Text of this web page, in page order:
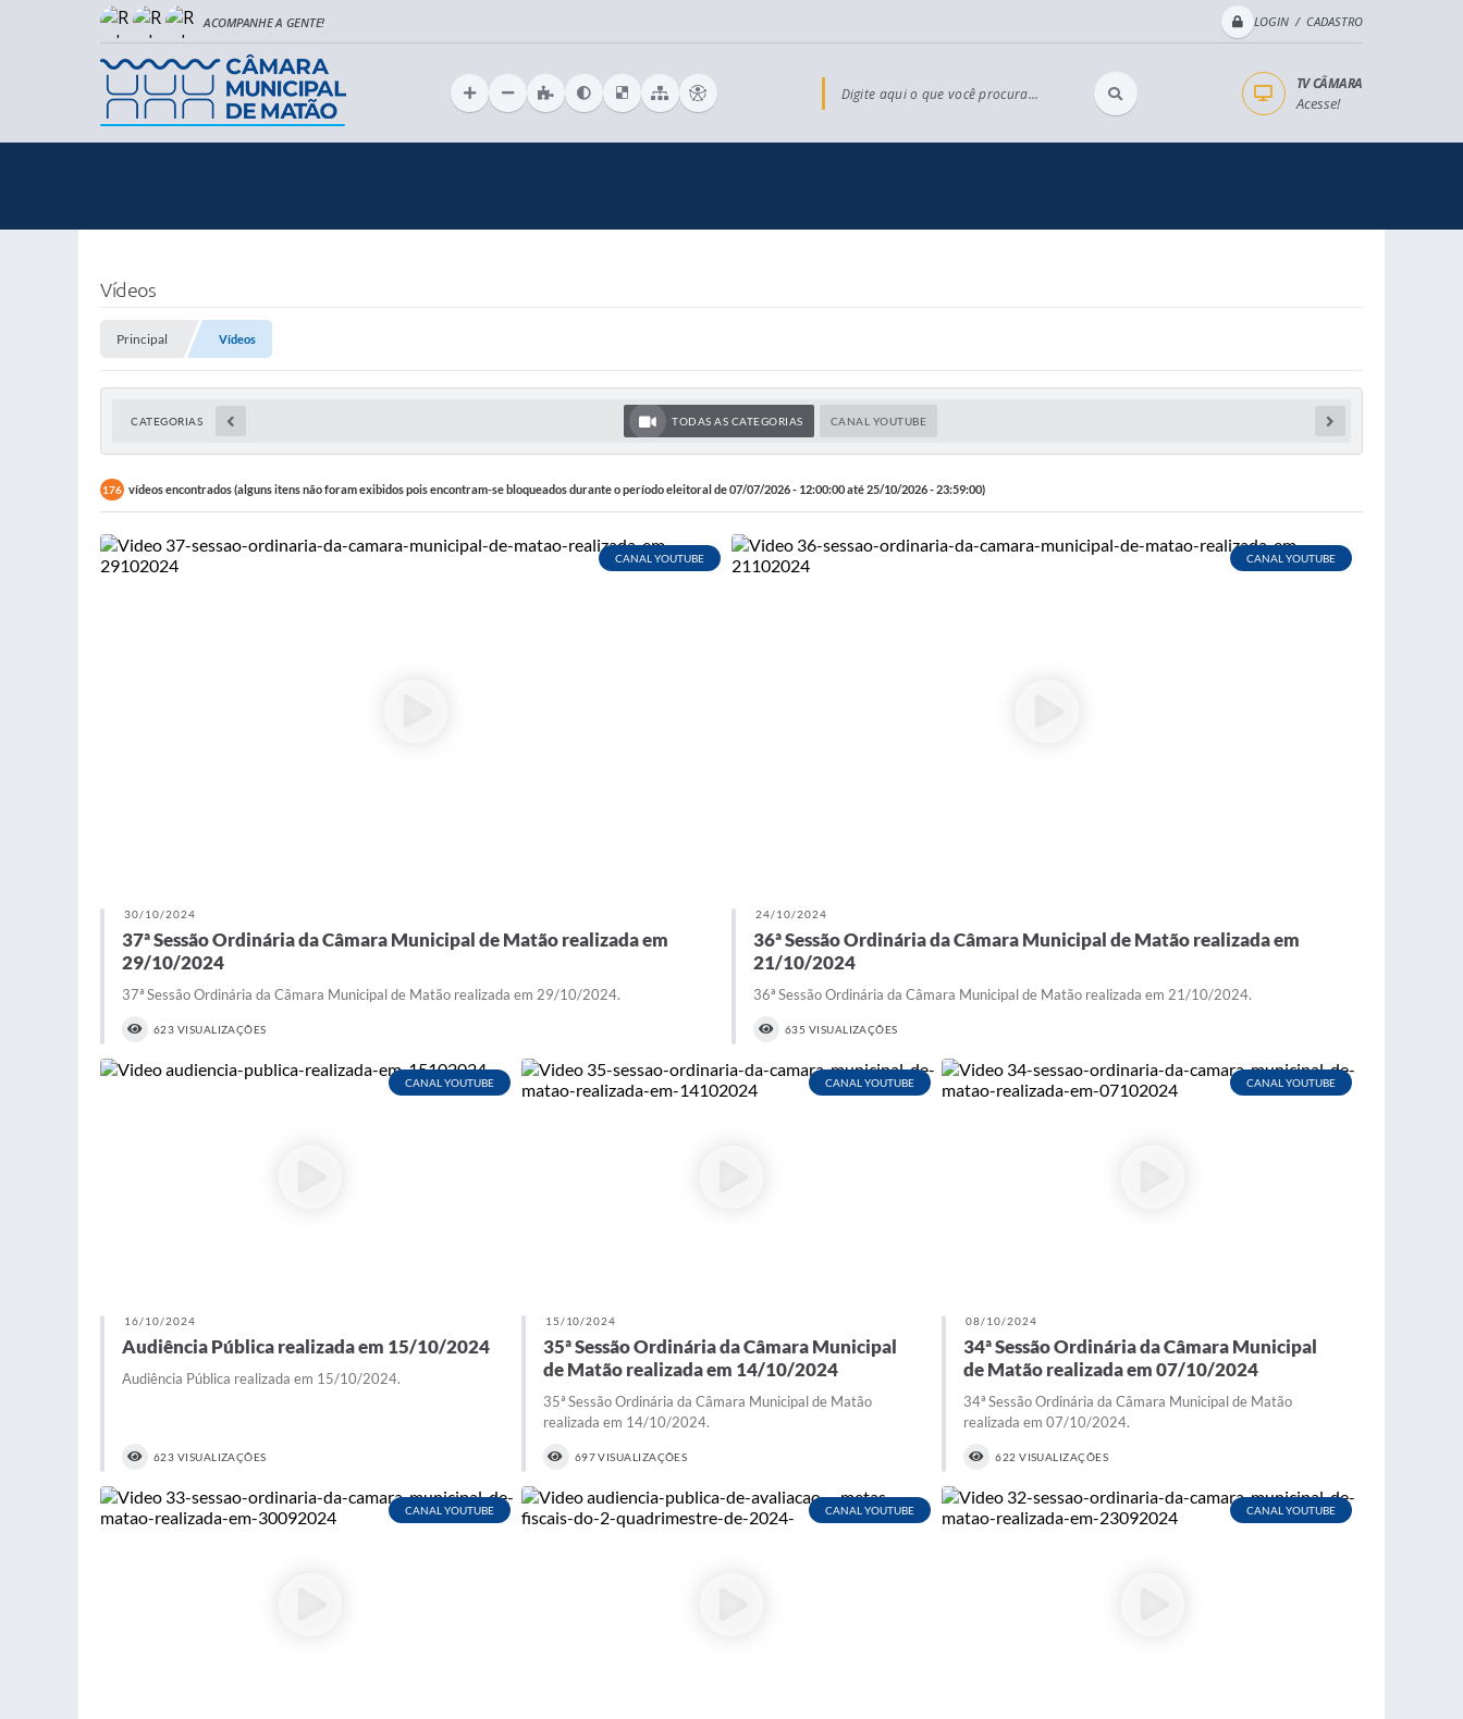
LOGIN / CADASTRO
Digite aqui o que você procura...
TV CÂMARA
Acesse!
Vídeos
Principal Vídeos
CATEGORIAS TODAS AS CATEGORIAS CANAL YOUTUBE
176 vídeos encontrados (alguns itens não foram exibidos pois encontram-se bloqueados durante o período eleitoral de 07/07/2026 - 12:00:00 até 25/10/2026 - 23:59:00)
CANAL YOUTUBE
30/10/2024
37ª Sessão Ordinária da Câmara Municipal de Matão realizada em
29/10/2024
37ª Sessão Ordinária da Câmara Municipal de Matão realizada em 29/10/2024.
623 VISUALIZAÇÕES
CANAL YOUTUBE
24/10/2024
36ª Sessão Ordinária da Câmara Municipal de Matão realizada em
21/10/2024
36ª Sessão Ordinária da Câmara Municipal de Matão realizada em 21/10/2024.
635 VISUALIZAÇÕES
CANAL YOUTUBE
16/10/2024
Audiência Pública realizada em 15/10/2024
Audiência Pública realizada em 15/10/2024.
623 VISUALIZAÇÕES
CANAL YOUTUBE
15/10/2024
35ª Sessão Ordinária da Câmara Municipal
de Matão realizada em 14/10/2024
35ª Sessão Ordinária da Câmara Municipal de Matão
realizada em 14/10/2024.
697 VISUALIZAÇÕES
CANAL YOUTUBE
08/10/2024
34ª Sessão Ordinária da Câmara Municipal
de Matão realizada em 07/10/2024
34ª Sessão Ordinária da Câmara Municipal de Matão
realizada em 07/10/2024.
622 VISUALIZAÇÕES
CANAL YOUTUBE CANAL YOUTUBE CANAL YOUTUBE